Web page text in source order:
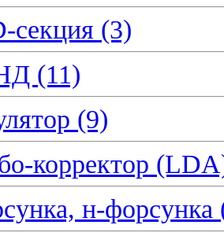
секция (3)
(11)
(9)
корректор
н-форсунка